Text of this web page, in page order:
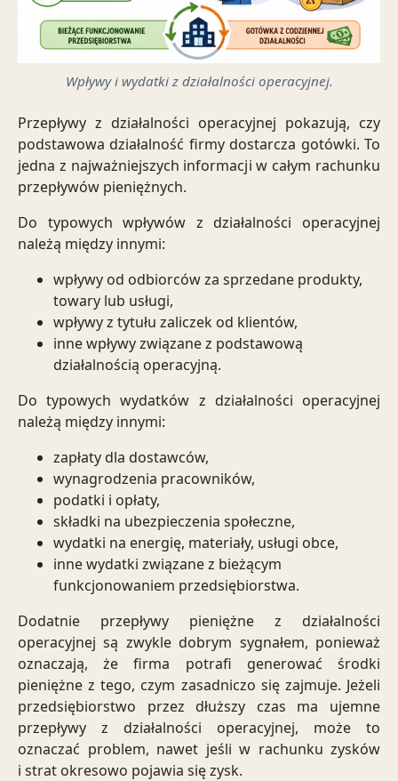
Wpływy i wydatki z działalności operacyjnej.
Przepływy z działalności operacyjnej pokazują, czy
podstawowa działalność firmy dostarcza gotówki. To
jedna z najważniejszych informacji w całym rachunku
przepływów pieniężnych.
Do typowych wpływów z działalności operacyjnej
należą między innymi:
wpływy od odbiorców za sprzedane produkty,
towary lub usługi,
wpływy z tytułu zaliczek od klientów,
inne wpływy związane z podstawową
działalnością operacyjną.
Do typowych wydatków z działalności operacyjnej
należą między innymi:
zapłaty dla dostawców,
wynagrodzenia pracowników,
podatki i opłaty,
składki na ubezpieczenia społeczne,
wydatki na energię, materiały, usługi obce,
inne wydatki związane z bieżącym
funkcjonowaniem przedsiębiorstwa.
Dodatnie przepływy pieniężne z działalności
operacyjnej są zwykle dobrym sygnałem, ponieważ
oznaczają, że firma potrafi generować środki
pieniężne z tego, czym zasadniczo się zajmuje. Jeżeli
przedsiębiorstwo przez dłuższy czas ma ujemne
przepływy z działalności operacyjnej, może to
oznaczać problem, nawet jeśli w rachunku zysków
i strat okresowo pojawia się zysk.